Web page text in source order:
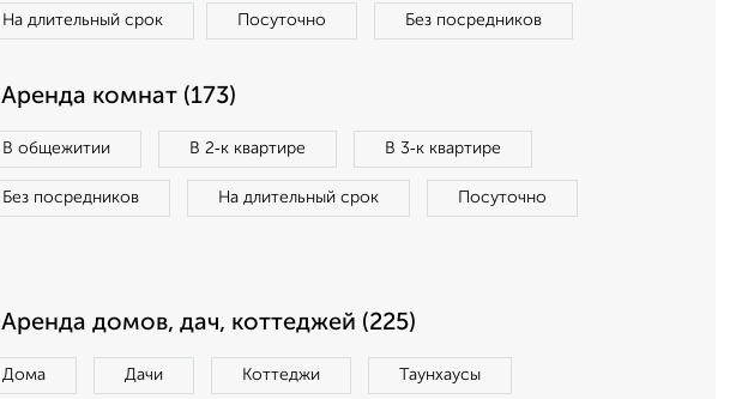
На длительный срок Посуточно Без посредников
Аренда комнат (173)
В общежитии В 2‑к квартире В 3‑к квартире
Без посредников На длительный срок Посуточно
Аренда домов, дач, коттеджей (225)
Дома Дачи Коттеджи Таунхаусы